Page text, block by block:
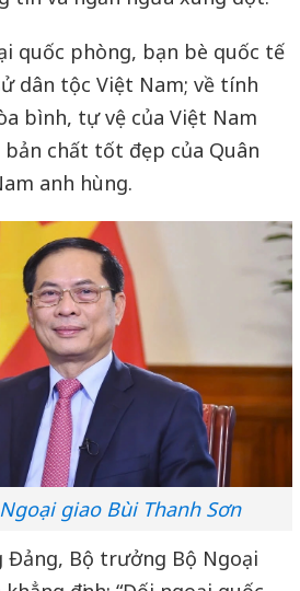
quốc phòng, bạn bè quốc tế
dân tộc Việt Nam; về tính
bình, tự vệ của Việt Nam
chất tốt đẹp của Quân
anh hùng.
giao Bùi Thanh Sơn
Đảng, Bộ trưởng Bộ Ngoại